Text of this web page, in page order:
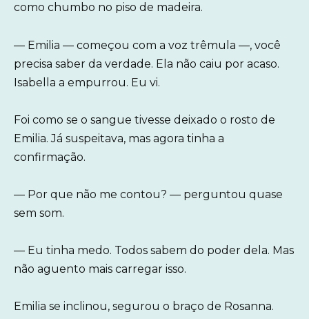
como chumbo no piso de madeira.
— Emilia — começou com a voz trêmula —, você
precisa saber da verdade. Ela não caiu por acaso.
Isabella a empurrou. Eu vi.
Foi como se o sangue tivesse deixado o rosto de
Emilia. Já suspeitava, mas agora tinha a
confirmação.
— Por que não me contou? — perguntou quase
sem som.
— Eu tinha medo. Todos sabem do poder dela. Mas
não aguento mais carregar isso.
Emilia se inclinou, segurou o braço de Rosanna.